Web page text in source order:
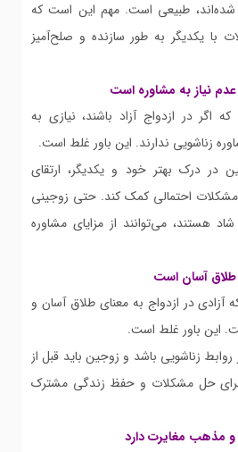
شده‌اند، طبیعی است. مهم این است که
با یکدیگر به طور سازنده و صلح‌آمیز
عدم نیاز به مشاوره است
اگر در ازدواج آزاد باشند، نیازی به
زناشویی ندارند. این باور غلط است.
در درک بهتر خود و یکدیگر، ارتقای
احتمالی کمک کند. حتی زوجینی
هستند، می‌توانند از مزایای مشاوره
طلاق آسان است
آزادی در ازدواج به معنای طلاق آسان و
این باور غلط است.
زناشویی باشد و زوجین باید قبل از
حل مشکلات و حفظ زندگی مشترک
و مذهب مغایرت دارد